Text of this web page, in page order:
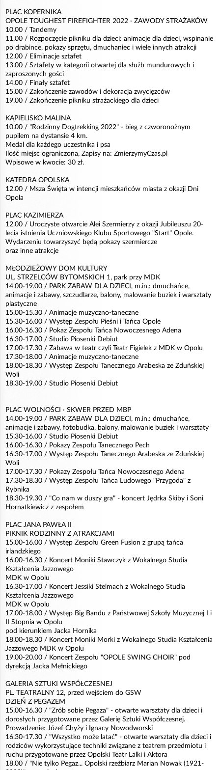
PLAC KOPERNIKA
OPOLE TOUGHEST FIREFIGHTER 2022 · ZAWODY STRAŻAKÓW
10.00 / Tandemy
11.00 / Rozpoczęcie pikniku dla dzieci: animacje dla dzieci, wspinanie
po drabince, pokazy sprzętu, dmuchaniec i wiele innych atrakcji
12.00 / Eliminacje sztafet
13.00 / Sztafety w kategorii otwartej dla służb mundurowych i
zaproszonych gości
14.00 / Finały sztafet
15.00 / Zakończenie zawodów i dekoracja zwycięzców
19.00 / Zakończenie pikniku strażackiego dla dzieci
KĄPIELISKO MALINA
10.00 / "Rodzinny Dogtrekking 2022" - bieg z czworonożnym
pupilem na dystansie 4 km.
Medal dla każdego uczestnika i psa
Ilość miejsc ograniczona, Zapisy na: ZmierzymyCzas.pl
Wpisowe w kwocie: 30 zł.
KATEDRA OPOLSKA
12.00 / Msza Święta w intencji mieszkańców miasta z okazji Dni
Opola
PLAC KAZIMIERZA
12.00 / Uroczyste otwarcie Alei Szermierzy z okazji Jubileuszu 20-
lecia istnienia Uczniowskiego Klubu Sportowego "Start" Opole.
Wydarzeniu towarzyszyć będą pokazy szermiercze
oraz inne atrakcje
MŁODZIEŻOWY DOM KULTURY
UL. STRZELCÓW BYTOMSKICH 1, park przy MDK
14.00-19.00 / PARK ZABAW DLA DZIECI, m.in.: dmuchańce,
animacje i zabawy, szczudlarze, balony, malowanie buziek i warsztaty
plastyczne
15.00-15.30 / Animacje muzyczno-taneczne
15.30-16.00 / Występ Zespołu Pieśni i Tańca Opole
16.00-16.30 / Pokaz Zespołu Tańca Nowoczesnego Adena
16.30-17.00 / Studio Piosenki Debiut
17.00-17.30 / Zabawa w teatr czyli Teatr Figielek z MDK w Opolu
17.30-18.00 / Animacje muzyczno-taneczne
18.00-18.30 / Występ Zespołu Tanecznego Arabeska ze Zduńskiej
Woli
18.30-19.00 / Studio Piosenki Debiut
PLAC WOLNOŚCI · SKWER PRZED MBP
14.00-19.00 / PARK ZABAW DLA DZIECI, m.in.: dmuchańce,
animacje i zabawy, fotobudka, balony, malowanie buziek i warsztaty
15.30-16.00 / Studio Piosenki Debiut
16.00-16.30 / Pokazy Zespołu Tanecznego Pech
16.30-17.00 / Występ Zespołu Tanecznego Arabeska ze Zduńskiej
Woli
17.00-17.30 / Pokazy Zespołu Tańca Nowoczesnego Adena
17.30-18.30 / Występ Zespołu Tańca Ludowego "Przygoda" z
Rybnika
18.30-19.30 / "Co nam w duszy gra" - koncert Jędrka Skiby i Soni
Hornatkiewicz z zespołem
PLAC JANA PAWŁA II
PIKNIK RODZINNY Z ATRAKCJAMI
15.00-16.00 / Występ Zespołu Green Fusion z grupą tańca
irlandzkiego
16.00-16.30 / Koncert Moniki Stawczyk z Wokalnego Studia
Kształcenia Jazzowego
MDK w Opolu
16.30-17.00 / Koncert Jessiki Stelmach z Wokalnego Studia
Kształcenia Jazzowego
MDK w Opolu
17.00-18.00 / Występ Big Bandu z Państwowej Szkoły Muzycznej I i
II Stopnia w Opolu
pod kierunkiem Jacka Hornika
18.00-18.30 / Koncert Moniki Morki z Wokalnego Studia Kształcenia
Jazzowego MDK w Opolu
19.00-20.00 / Koncert Zespołu "OPOLE SWING CHOIR" pod
dyrekcją Jacka Mełnickiego
GALERIA SZTUKI WSPÓŁCZESNEJ
PL. TEATRALNY 12, przed wejściem do GSW
DZIEŃ Z PEGAZEM
15.00-16.30 / "Zrób sobie Pegaza" - otwarte warsztaty dla dzieci i
dorosłych przygotowane przez Galerię Sztuki Współczesnej.
Prowadzenie: Józef Chyży i Ignacy Nowodworski
16.30-17.30 / "Wszystko może latać" - otwarte warsztaty dla dzieci i
rodziców wykorzystujące techniki związane z teatrem przedmiotu i
ruchu przygotowane przez Opolski Teatr Lalki i Aktora
18.00 / "Nie tylko Pegaz... Opolski rzeźbiarz Marian Nowak (1921-